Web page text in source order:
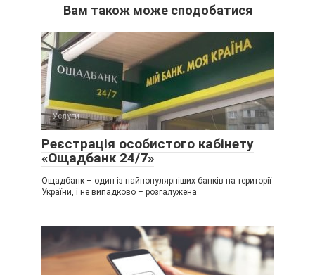
Вам також може сподобатися
Услуги
Реєстрація особистого кабінету
«Ощадбанк 24/7»
Ощадбанк – один із найпопулярніших банків на території
України, і не випадково – розгалужена